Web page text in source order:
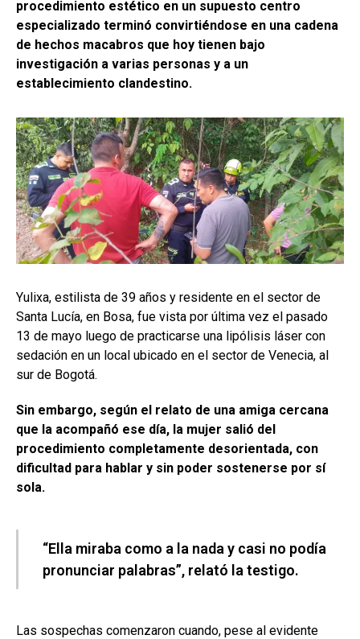
procedimiento estético en un supuesto centro
especializado terminó convirtiéndose en una cadena
de hechos macabros que hoy tienen bajo
investigación a varias personas y a un
establecimiento clandestino.
Yulixa, estilista de 39 años y residente en el sector de
Santa Lucía, en Bosa, fue vista por última vez el pasado
13 de mayo luego de practicarse una lipólisis láser con
sedación en un local ubicado en el sector de Venecia, al
sur de Bogotá.
Sin embargo, según el relato de una amiga cercana
que la acompañó ese día, la mujer salió del
procedimiento completamente desorientada, con
dificultad para hablar y sin poder sostenerse por sí
sola.
“Ella miraba como a la nada y casi no podía
pronunciar palabras”, relató la testigo.
Las sospechas comenzaron cuando, pese al evidente